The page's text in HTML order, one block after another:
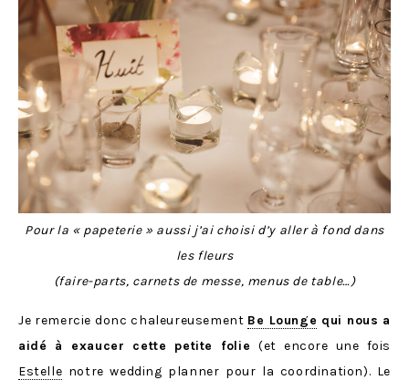
Pour la « papeterie » aussi j’ai choisi d’y aller à fond dans
les fleurs
(faire-parts, carnets de messe, menus de table…)
Je remercie donc chaleureusement Be Lounge qui nous a
aidé à exaucer cette petite folie(et encore une fois
Estelle notre wedding planner pour la coordination). Le